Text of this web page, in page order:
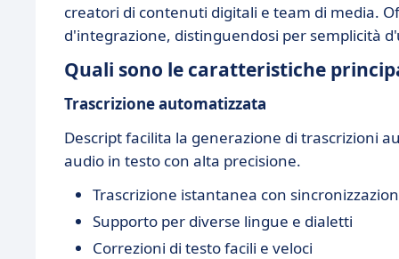
creatori di contenuti digitali e team di media.
d'integrazione, distinguendosi per semplicità
Quali sono le caratteristiche
Trascrizione automatizzata
Descript facilita la generazione di trascrizioni
audio in testo con alta precisione.
Trascrizione istantanea con
Supporto per diverse lingue e dialetti
Correzioni di testo facili e veloci